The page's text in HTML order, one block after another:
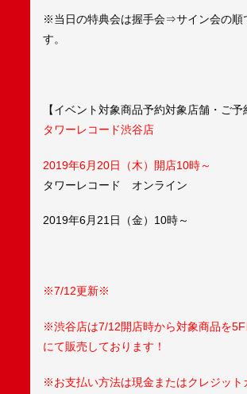
※当日の特典会は握手会⇒サイン会の順
す。
【イベント対象商品予約対象店舗・ご予
タワーレコード渋谷店
2019年6月20日（木）開店10時～
タワーレコード オンライン
2019年6月21日（金）10時～
※7/12更新※
※渋谷店は7/12開店時から対象商品を
にて販売しております！
※お支払い方法は現金またはクレジット